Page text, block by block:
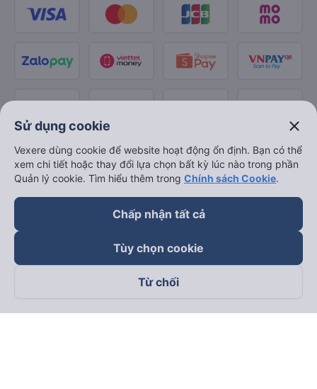
Theo dõi chúng tôi trên
Sử dụng cookie close
Vexere dùng cookie để website hoạt động ổn định. Bạn có thể
xem chi tiết hoặc thay đổi lựa chọn bất kỳ lúc nào trong phần
Quản lý cookie. Tìm hiểu thêm trong Chính sách Cookie.
Chấp nhận tất cả
Tùy chọn cookie
Từ chối